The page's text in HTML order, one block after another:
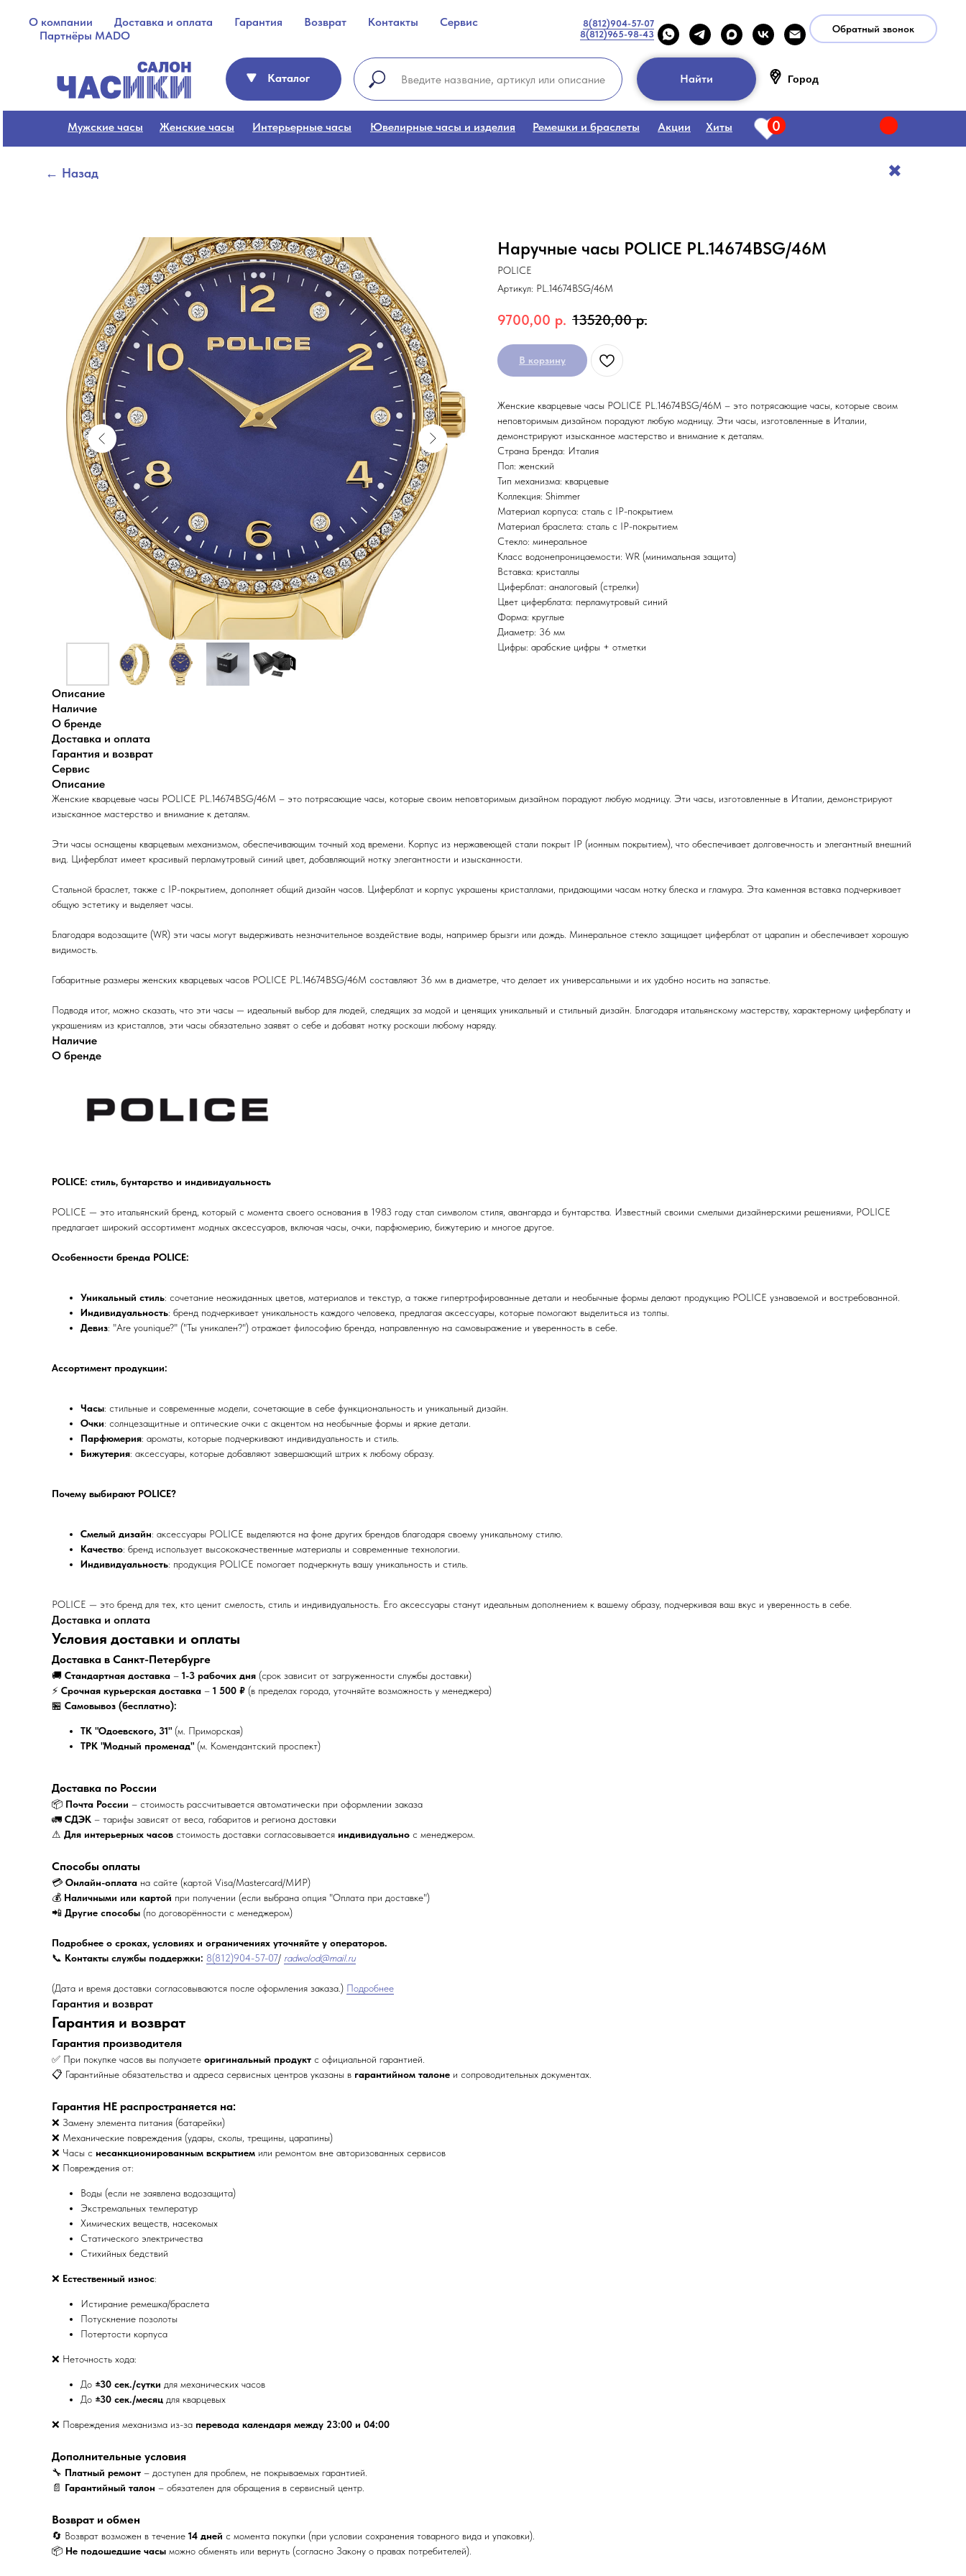
О компании Доставка и оплата Гарантия Возврат Контакты
Сервис
Партнёры MADO
8(812)904-57-07
8(812)965-98-43
Обратный звонок
Найти Город
Мужские часы Женские часы Интерьерные часы Ювелирные часы и изделия Ремешки и браслеты Акции Хиты 0
← Назад ✖️
Каталог
Наручные часы POLICE PL.14674BSG/46M
POLICE
Артикул: PL.14674BSG/46M
9700,00 р. 13520,00 р.
В корзину
Женские кварцевые часы POLICE PL.14674BSG/46M – это потрясающие часы, которые своим
неповторимым дизайном порадуют любую модницу. Эти часы, изготовленные в Италии,
демонстрируют изысканное мастерство и внимание к деталям.
Страна Бренда: Италия
Пол: женский
Тип механизма: кварцевые
Коллекция: Shimmer
Материал корпуса: сталь с IP-покрытием
Материал браслета: сталь с IP-покрытием
Стекло: минеральное
Класс водонепроницаемости: WR (минимальная защита)
Вставка: кристаллы
Циферблат: аналоговый (стрелки)
Цвет циферблата: перламутровый синий
Форма: круглые
Диаметр: 36 мм
Цифры: арабские цифры + отметки
Описание
Наличие
О бренде
Доставка и оплата
Гарантия и возврат
Сервис
Описание
Женские кварцевые часы POLICE PL.14674BSG/46M – это потрясающие часы, которые своим неповторимым дизайном порадуют любую модницу. Эти часы, изготовленные в Италии, демонстрируют
изысканное мастерство и внимание к деталям.
Эти часы оснащены кварцевым механизмом, обеспечивающим точный ход времени. Корпус из нержавеющей стали покрыт IP (ионным покрытием), что обеспечивает долговечность и элегантный внешний
вид. Циферблат имеет красивый перламутровый синий цвет, добавляющий нотку элегантности и изысканности.
Стальной браслет, также с IP-покрытием, дополняет общий дизайн часов. Циферблат и корпус украшены кристаллами, придающими часам нотку блеска и гламура. Эта каменная вставка подчеркивает
общую эстетику и выделяет часы.
Благодаря водозащите (WR) эти часы могут выдерживать незначительное воздействие воды, например брызги или дождь. Минеральное стекло защищает циферблат от царапин и обеспечивает хорошую
видимость.
Габаритные размеры женских кварцевых часов POLICE PL.14674BSG/46M составляют 36 мм в диаметре, что делает их универсальными и их удобно носить на запястье.
Подводя итог, можно сказать, что эти часы — идеальный выбор для людей, следящих за модой и ценящих уникальный и стильный дизайн. Благодаря итальянскому мастерству, характерному циферблату и
украшениям из кристаллов, эти часы обязательно заявят о себе и добавят нотку роскоши любому наряду.
Наличие
О бренде
POLICE: стиль, бунтарство и индивидуальность
POLICE — это итальянский бренд, который с момента своего основания в 1983 году стал символом стиля, авангарда и бунтарства. Известный своими смелыми дизайнерскими решениями, POLICE
предлагает широкий ассортимент модных аксессуаров, включая часы, очки, парфюмерию, бижутерию и многое другое.
Особенности бренда POLICE:
Уникальный стиль: сочетание неожиданных цветов, материалов и текстур, а также гипертрофированные детали и необычные формы делают продукцию POLICE узнаваемой и востребованной.
Индивидуальность: бренд подчеркивает уникальность каждого человека, предлагая аксессуары, которые помогают выделиться из толпы.
Девиз: "Are younique?" ("Ты уникален?") отражает философию бренда, направленную на самовыражение и уверенность в себе.
Ассортимент продукции:
Часы: стильные и современные модели, сочетающие в себе функциональность и уникальный дизайн.
Очки: солнцезащитные и оптические очки с акцентом на необычные формы и яркие детали.
Парфюмерия: ароматы, которые подчеркивают индивидуальность и стиль.
Бижутерия: аксессуары, которые добавляют завершающий штрих к любому образу.
Почему выбирают POLICE?
Смелый дизайн: аксессуары POLICE выделяются на фоне других брендов благодаря своему уникальному стилю.
Качество: бренд использует высококачественные материалы и современные технологии.
Индивидуальность: продукция POLICE помогает подчеркнуть вашу уникальность и стиль.
POLICE — это бренд для тех, кто ценит смелость, стиль и индивидуальность. Его аксессуары станут идеальным дополнением к вашему образу, подчеркивая ваш вкус и уверенность в себе.
Доставка и оплата
Условия доставки и оплаты
Доставка в Санкт-Петербурге
🚚 Стандартная доставка – 1-3 рабочих дня (срок зависит от загруженности службы доставки)
⚡ Срочная курьерская доставка – 1 500 ₽ (в пределах города, уточняйте возможность у менеджера)
🏪 Самовывоз (бесплатно):
ТК "Одоевского, 31" (м. Приморская)
ТРК "Модный променад" (м. Комендантский проспект)
Доставка по России
📦 Почта России – стоимость рассчитывается автоматически при оформлении заказа
🚛 СДЭК – тарифы зависят от веса, габаритов и региона доставки
⚠ Для интерьерных часов стоимость доставки согласовывается индивидуально с менеджером.
Способы оплаты
💳 Онлайн-оплата на сайте (картой Visa/Mastercard/МИР)
💰 Наличными или картой при получении (если выбрана опция "Оплата при доставке")
📲 Другие способы (по договорённости с менеджером)
Подробнее о сроках, условиях и ограничениях уточняйте у операторов.
📞 Контакты службы поддержки: 8(812)904-57-07/ radwolod@mail.ru
(Дата и время доставки согласовываются после оформления заказа.) Подробнее
Гарантия и возврат
Гарантия и возврат
Гарантия производителя
✅ При покупке часов вы получаете оригинальный продукт с официальной гарантией.
📋 Гарантийные обязательства и адреса сервисных центров указаны в гарантийном талоне и сопроводительных документах.
Гарантия НЕ распространяется на:
❌ Замену элемента питания (батарейки)
❌ Механические повреждения (удары, сколы, трещины, царапины)
❌ Часы с несанкционированным вскрытием или ремонтом вне авторизованных сервисов
❌ Повреждения от:
Воды (если не заявлена водозащита)
Экстремальных температур
Химических веществ, насекомых
Статического электричества
Стихийных бедствий
❌ Естественный износ:
Истирание ремешка/браслета
Потускнение позолоты
Потертости корпуса
❌ Неточность хода:
До ±30 сек./сутки для механических часов
До ±30 сек./месяц для кварцевых
❌ Повреждения механизма из-за перевода календаря между 23:00 и 04:00
Дополнительные условия
🔧 Платный ремонт – доступен для проблем, не покрываемых гарантией.
📄 Гарантийный талон – обязателен для обращения в сервисный центр.
Возврат и обмен
🔄 Возврат возможен в течение 14 дней с момента покупки (при условии сохранения товарного вида и упаковки).
📦 Не подошедшие часы можно обменять или вернуть (согласно Закону о правах потребителей).